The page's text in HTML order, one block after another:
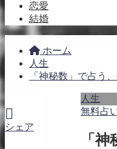
恋愛
結婚
ホーム
人生
「神秘数」で占う
シェア
人生
無料占
「